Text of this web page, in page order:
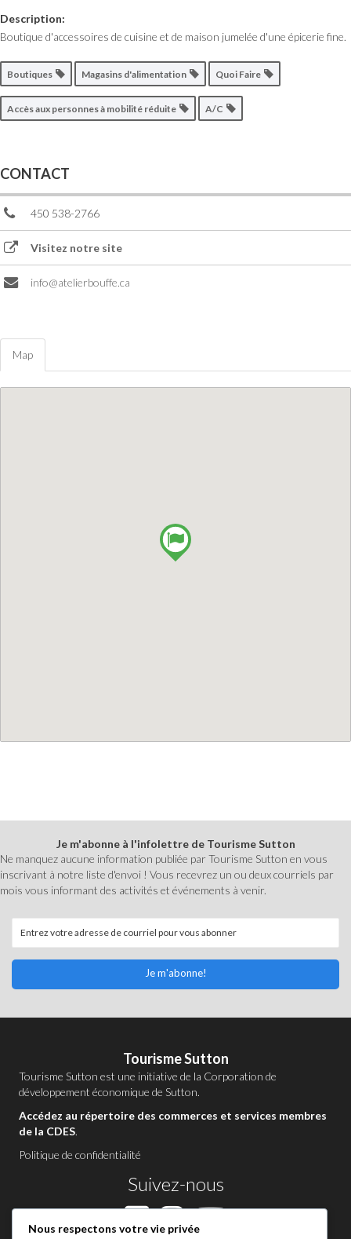
Description:
Boutique d'accessoires de cuisine et de maison jumelée d'une épicerie fine.
Boutiques Magasins d'alimentation Quoi Faire
Accès aux personnes à mobilité réduite A/C
CONTACT
450 538-2766
Visitez notre site
info@atelierbouffe.ca
Map
Je m'abonne à l'infolettre de Tourisme Sutton
Ne manquez aucune information publiée par Tourisme Sutton en vous
inscrivant à notre liste d'envoi ! Vous recevrez un ou deux courriels par
mois vous informant des activités et événements à venir.
Je m'abonne!
Tourisme Sutton
Tourisme Sutton est une initiative de la Corporation de
développement économique de Sutton.
Accédez au répertoire des commerces et services membres
de la CDES.
Politique de confidentialité
Suivez-nous
Nous respectons votre vie privée